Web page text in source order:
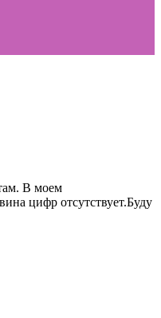
В моем
цифр отсутствует.Буду